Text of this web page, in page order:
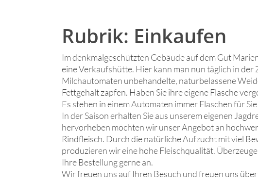
Rubrik: Einkaufen
Im denkmalgeschützten Gebäude auf dem Gut
eine Verkaufshütte. Hier kann man nun täglich in der
Milchautomaten unbehandelte, naturbelassene
Fettgehalt zapfen. Haben Sie ihre eigene Flasche
Es stehen in einem Automaten immer Flaschen für
In der Saison erhalten Sie aus unserem eigenen
hervorheben möchten wir unser Angebot an
Rindfleisch. Durch die natürliche Aufzucht mit viel
produzieren wir eine hohe Fleischqualität.
Ihre Bestellung gerne an.
Wir freuen uns auf Ihren Besuch und freuen uns